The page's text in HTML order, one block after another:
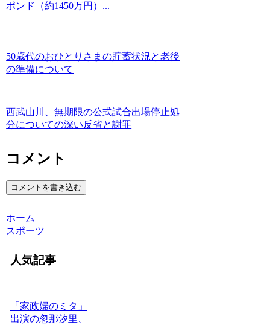
ポンド（約1450万円）...
50歳代のおひとりさまの貯蓄状況と老後
の準備について
西武山川、無期限の公式試合出場停止処
分についての深い反省と謝罪
コメント
コメントを書き込む
ホーム
スポーツ
人気記事
「家政婦のミタ」
出演の忽那汐里、